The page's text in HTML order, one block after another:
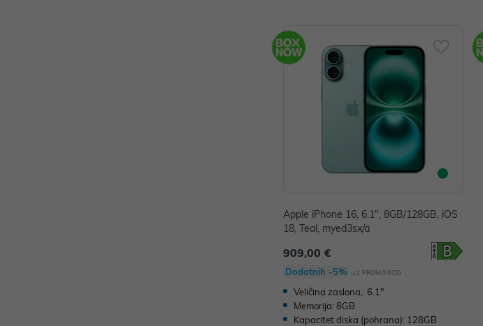
Apple iPhone 16, 6.1", 8GB/128GB, iOS
18, Teal, myed3sx/a
909,00 €
Dodatnih -5% uz PROMO KOD
Veličina zaslona,: 6.1"
Memorija: 8GB
Kapacitet diska (pohrana): 128GB